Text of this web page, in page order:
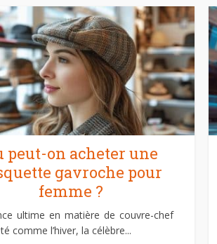
peut-on acheter une
gavroche pour
femme ?
ultime en matière de couvre-chef
comme l’hiver, la célèbre...